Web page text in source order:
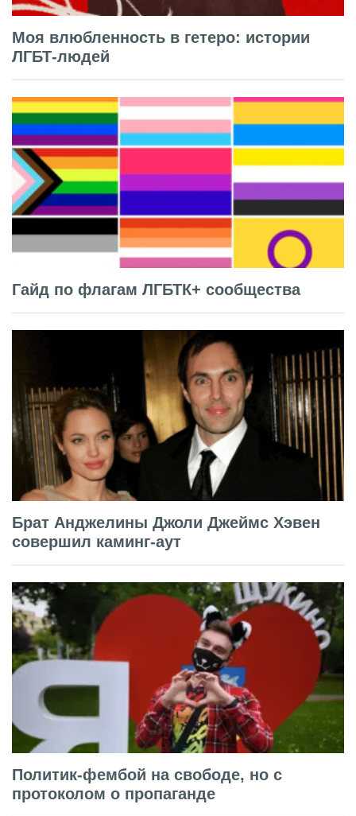
Моя влюбленность в гетеро: истории
ЛГБТ-людей
Гайд по флагам ЛГБТК+ сообщества
Брат Анджелины Джоли Джеймс Хэвен
совершил каминг-аут
Политик-фембой на свободе, но с
протоколом о пропаганде